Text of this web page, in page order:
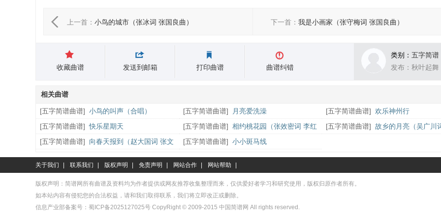
上一首： 小鸟的城市（张冰词 张国良曲） 下一首： 我是小画家（张守梅词 张国良曲）
收藏曲谱 发送到邮箱 打印曲谱 曲谱纠错
类别： 五字简谱
发布：秋叶起舞
相关曲谱
[五字简谱曲谱] 小鸟的叫声（合唱） [五字简谱曲谱] 月亮爱洗澡 [五字简谱曲谱] 欢乐神州行
[五字简谱曲谱] 快乐星期天 [五字简谱曲谱] 相约桃花园（张效密词 李红
俊曲）
[五字简谱曲谱] 故乡的月亮（吴广川
[五字简谱曲谱]
向春天报到（赵大国词 张文
曲）
[五字简谱曲谱] 小小斑马线
关于我们 联系我们 版权声明 免责声明 网站合作 网站帮助
版权声明：简谱网所有曲谱及资料均为作者提供或网友推荐收集整理而来，仅供爱好者学习和研究使用，版权归原作者所有。
如本站内容有侵犯您的合法权益，请和我们取得联系，我们将立即改正或删除。
信息产业部备案号： 蜀ICP备2025127025号 CopyRight © 2009-2015 中国简谱网 All rights reserved.